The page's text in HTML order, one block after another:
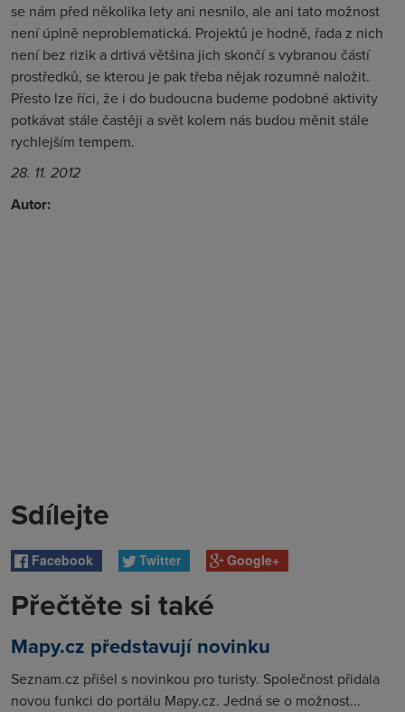
se nám před několika lety ani nesnilo, ale ani tato možnost
není úplně neproblematická. Projektů je hodně, řada z nich
není bez rizik a drtivá většina jich skončí s vybranou částí
prostředků, se kterou je pak třeba nějak rozumně naložit.
Přesto lze říci, že i do budoucna budeme podobné aktivity
potkávat stále častěji a svět kolem nás budou měnit stále
rychlejším tempem.
28. 11. 2012
Autor:
Sdílejte
Facebook Twitter Google+
Přečtěte si také
Mapy.cz představují novinku
Seznam.cz přišel s novinkou pro turisty. Společnost přidala
novou funkci do portálu Mapy.cz. Jedná se o možnost...